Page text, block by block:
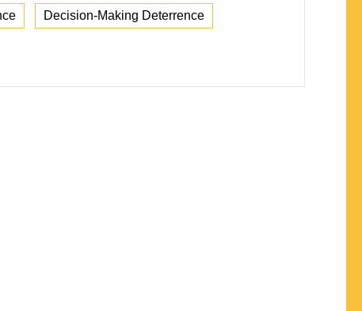
Decision-Making Deterrence